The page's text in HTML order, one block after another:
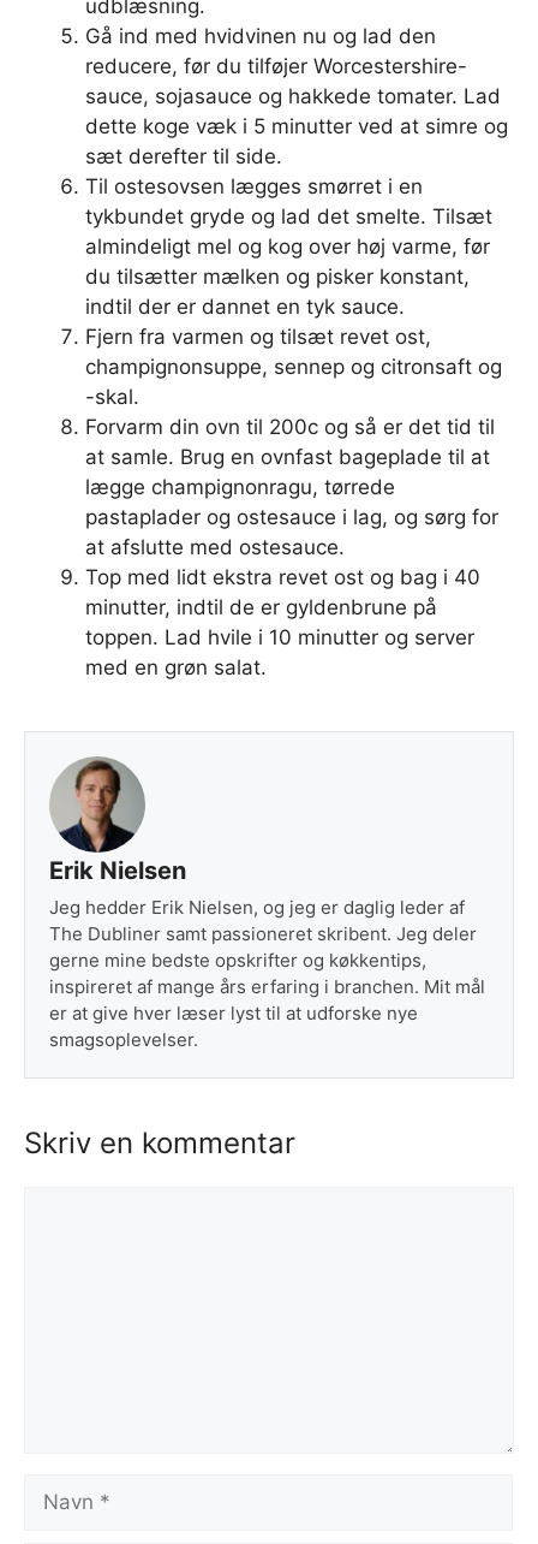
udblæsning.
Gå ind med hvidvinen nu og lad den
reducere, før du tilføjer Worcestershire-
sauce, sojasauce og hakkede tomater. Lad
dette koge væk i 5 minutter ved at simre og
sæt derefter til side.
Til ostesovsen lægges smørret i en
tykbundet gryde og lad det smelte. Tilsæt
almindeligt mel og kog over høj varme, før
du tilsætter mælken og pisker konstant,
indtil der er dannet en tyk sauce.
Fjern fra varmen og tilsæt revet ost,
champignonsuppe, sennep og citronsaft og
-skal.
Forvarm din ovn til 200c og ​​så er det tid til
at samle. Brug en ovnfast bageplade til at
lægge champignonragu, tørrede
pastaplader og ostesauce i lag, og sørg for
at afslutte med ostesauce.
Top med lidt ekstra revet ost og bag i 40
minutter, indtil de er gyldenbrune på
toppen. Lad hvile i 10 minutter og server
med en grøn salat.
Erik Nielsen
Jeg hedder Erik Nielsen, og jeg er daglig leder af
The Dubliner samt passioneret skribent. Jeg deler
gerne mine bedste opskrifter og køkkentips,
inspireret af mange års erfaring i branchen. Mit mål
er at give hver læser lyst til at udforske nye
smagsoplevelser.
Skriv en kommentar